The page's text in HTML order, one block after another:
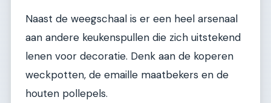
Naast de weegschaal is er een heel arsenaal
aan andere keukenspullen die zich uitstekend
lenen voor decoratie. Denk aan de koperen
weckpotten, de emaille maatbekers en de
houten pollepels.